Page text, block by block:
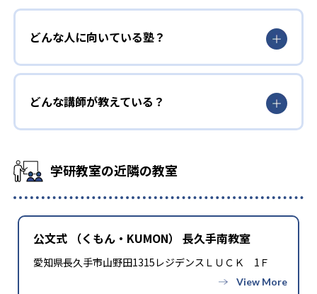
どんな人に向いている塾？
どんな講師が教えている？
学研教室の近隣の教室
公文式 （くもん・KUMON） 長久手南教室
愛知県長久手市山野田1315レジデンスＬＵＣＫ 1Ｆ